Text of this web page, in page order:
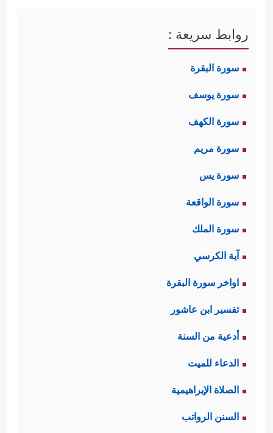
روابط سريعة :
سورة البقرة
سورة يوسف
سورة الكهف
سورة مريم
سورة يس
سورة الواقعة
سورة الملك
آية الكرسي
اواخر سورة البقرة
تفسير ابن عاشور
أدعية من السنة
الدعاء للميت
الصلاة الإبراهيمية
السنن الرواتب